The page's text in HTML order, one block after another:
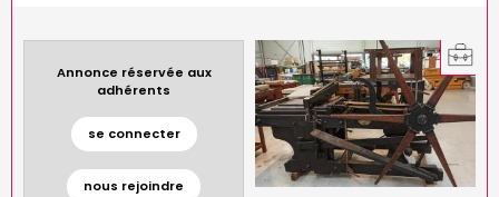
Annonce réservée aux
adhérents
se connecter
nous rejoindre